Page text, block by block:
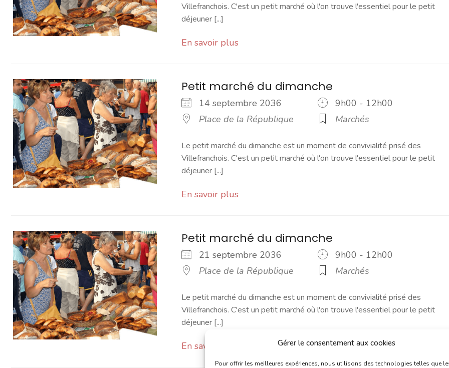
Gérer le consentement aux cookies
Pour offrir les meilleures expériences, nous utilisons des technologies telles que
Villefranchois. C'est un petit marché où l'on trouve l'essentiel pour le petit
déjeuner [...]
En savoir plus
Petit marché du dimanche
14 septembre 2036
9h00 - 12h00
Place de la République
Marchés
Le petit marché du dimanche est un moment de convivialité prisé des
Villefranchois. C'est un petit marché où l'on trouve l'essentiel pour le petit
déjeuner [...]
En savoir plus
Petit marché du dimanche
21 septembre 2036
9h00 - 12h00
Place de la République
Marchés
Le petit marché du dimanche est un moment de convivialité prisé des
Villefranchois. C'est un petit marché où l'on trouve l'essentiel pour le petit
déjeuner [...]
En savoir plus